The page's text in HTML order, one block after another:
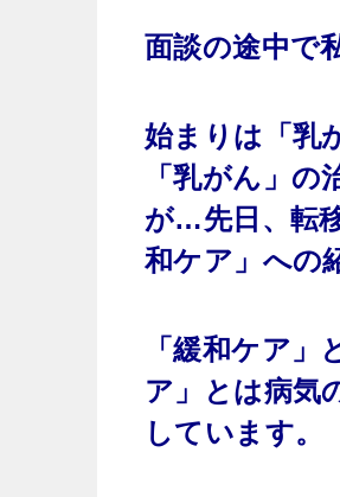
面談の途中で
始まりは「乳
「乳がん」
が…先日、転
和ケア」への
「緩和ケア
ア」とは病気
しています。